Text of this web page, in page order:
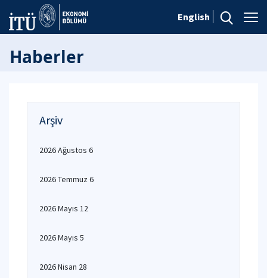
English
Haberler
Arşiv
2026 Ağustos 6
2026 Temmuz 6
2026 Mayıs 12
2026 Mayıs 5
2026 Nisan 28